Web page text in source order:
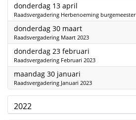
donderdag 13 april
Raadsvergadering Herbenoeming burgemeester
donderdag 30 maart2023
Raadsvergadering Maart 2023
donderdag 23 februari
Raadsvergadering Februari 2023
maandag 30 januari
Raadsvergadering Januari 2023
2022